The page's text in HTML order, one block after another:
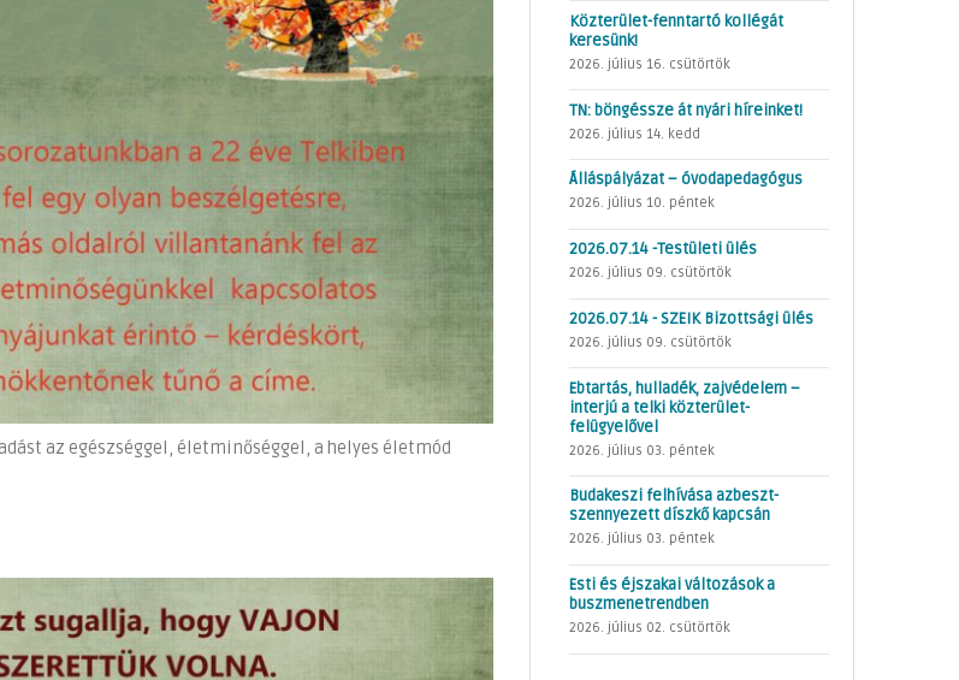
az egészséggel, életminőséggel, a helyes életmód
Közterület-fenntartó kollégát
keresünk!
2026. július 16. csütörtök
TN: böngéssze át nyári híreinket!
2026. július 14. kedd
Álláspályázat – óvodapedagógus
2026. július 10. péntek
2026.07.14 -Testületi ülés
2026. július 09. csütörtök
2026.07.14 - SZEIK Bizottsági ülés
2026. július 09. csütörtök
Ebtartás, hulladék, zajvédelem –
interjú a telki közterület-
felügyelővel
2026. július 03. péntek
Budakeszi felhívása azbeszt-
szennyezett díszkő kapcsán
2026. július 03. péntek
Esti és éjszakai változások a
buszmenetrendben
2026. július 02. csütörtök